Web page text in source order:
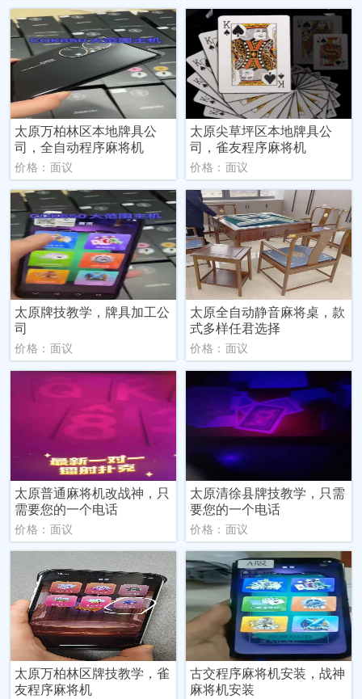
太原万柏林区本地牌具公
司，全自动程序麻将机
价格：面议
太原尖草坪区本地牌具公
司，雀友程序麻将机
价格：面议
太原牌技教学，牌具加工公
司
价格：面议
太原全自动静音麻将桌，款
式多样任君选择
价格：面议
太原普通麻将机改战神，只
需要您的一个电话
价格：面议
太原清徐县牌技教学，只需
要您的一个电话
价格：面议
太原万柏林区牌技教学，雀
友程序麻将机
古交程序麻将机安装，战神
麻将机安装